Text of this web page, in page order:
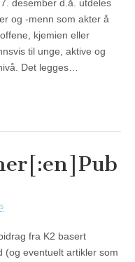
desember d.å. utdeles
og -menn som akter å
kjemien eller
til unge, aktive og
Det legges…
fra K2 basert
(og eventuelt artikler som